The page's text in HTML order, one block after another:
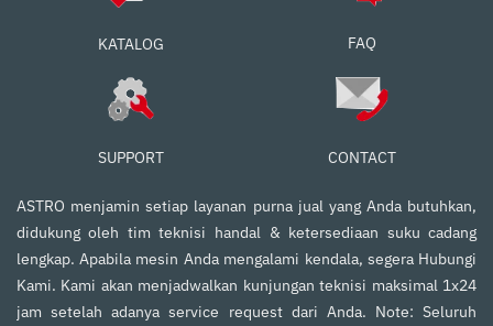
KATALOG FAQ
SUPPORT CONTACT
ASTRO menjamin setiap layanan purna jual yang Anda butuhkan,
didukung oleh tim teknisi handal & ketersediaan suku cadang
lengkap. Apabila mesin Anda mengalami kendala, segera Hubungi
Kami. Kami akan menjadwalkan kunjungan teknisi maksimal 1x24
jam setelah adanya service request dari Anda. Note: Seluruh